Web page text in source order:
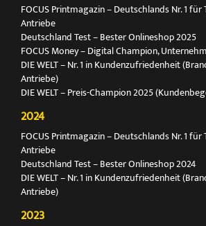
FOCUS Printmagazin – Deutschlands Nr. 1 für
Antriebe
Deutschland Test – Bester Onlineshop 2025
FOCUS Money – Digital Champion,
DIE WELT – Nr. 1 in Kundenzufriedenheit
Antriebe)
DIE WELT – Preis-Champion 2025
2024
FOCUS Printmagazin – Deutschlands Nr. 1 für
Antriebe
Deutschland Test – Bester Onlineshop 2024
DIE WELT – Nr. 1 in Kundenzufriedenheit
Antriebe)
2023